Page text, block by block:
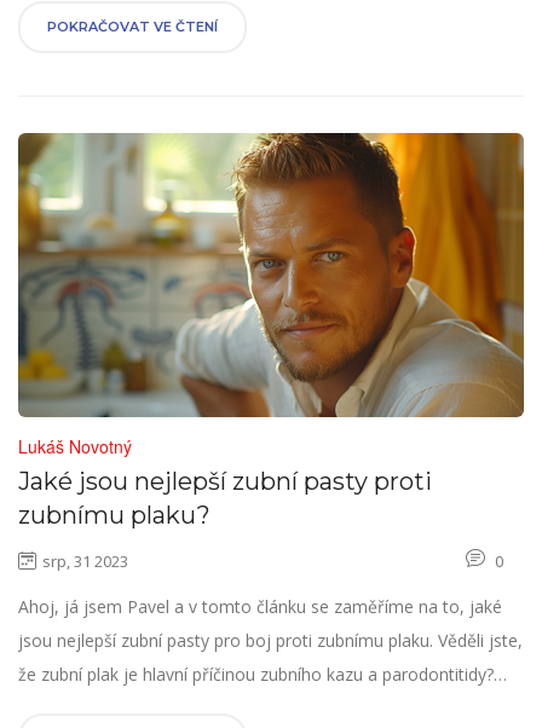
vás a vaši nádhernou úsměv. Protože konkrétní výsledky a
POKRAČOVAT VE ČTENÍ
Lukáš Novotný
Jaké jsou nejlepší zubní pasty proti
zubnímu plaku?
srp, 31 2023 0
Ahoj, já jsem Pavel a v tomto článku se zaměříme na to, jaké
jsou nejlepší zubní pasty pro boj proti zubnímu plaku. Věděli jste,
že zubní plak je hlavní příčinou zubního kazu a parodontitidy?